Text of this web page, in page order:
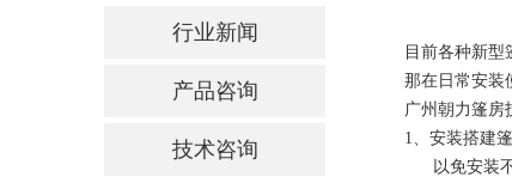
行业新闻
产品咨询
技术咨询
目前各种新型
那在日常安装
广州朝力篷房
1、安装搭建篷
以免安装不当